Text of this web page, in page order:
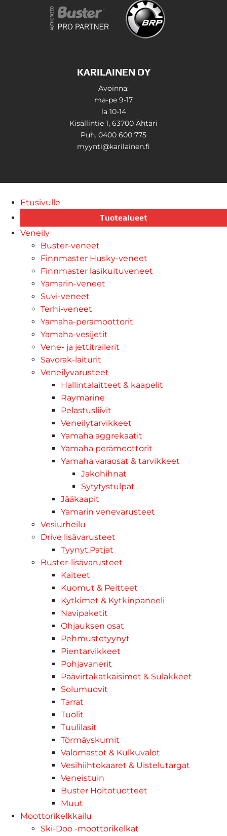
KARILAINEN OY
Avoinna:
ma-pe 9-17
la 10-14
Kisällintie 1, 63700 Ähtäri
Puh. 0400 600 775
myynti@karilainen.fi
Etusivulle
Tuotealueet
Veneily
Buster-veneet
Finnmaster Husky-veneet
Finnmaster lasikuituveneet
Yamarin-veneet
Suvi-veneet
Terhi-veneet
Yamaha-perämoottorit
Yamaha-vesijetit
Vene- ja jettitrailerit
Savorak-laiturit
Veneilyvarusteet
Hallintalaitteet & kaapelit
Raymarine
Pelastusliivit
Veneilytarvikkeet
Yamaha aggrekaatit
Yamaha perämoottorit
Yamaha varaosat & tarvikkeet
Jakohihnat
Sytytystulpat
Jääkaapit
Yamarin venevarusteet
Vesiurheilu
Drive lisävarusteet
Tyynyt,Patjat
Buster-lisävarusteet
Kaiteet
Kuomut & Peitteet
Kytkimet & Kytkinpaneeli
Navipaketit
Ohjauksen osat
Pehmustetyynyt
Pientarvikkeet
Pohjavanerit
Päävirtakatkaisimet & Sulakkeet
Solumuovit
Tarrat
Tuolit
Tuulilasit
Törmäyskumit
Valomastot & Kulkuvalot
Vesihiihtokaaret & Uistelutargat
Veneistuin
Buster Hoitotuotteet
Muut
Moottorikelkkailu
Ski-Doo -moottorikelkat